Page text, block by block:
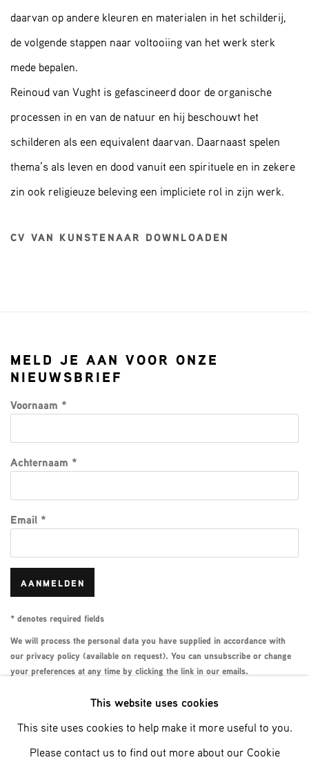
daarvan op andere kleuren en materialen in het schilderij,
de volgende stappen naar voltooiing van het werk sterk
mede bepalen.
Reinoud van Vught is gefascineerd door de organische
processen in en van de natuur en hij beschouwt het
schilderen als een equivalent daarvan. Daarnaast spelen
thema’s als leven en dood vanuit een spirituele en in zekere
zin ook religieuze beleving een impliciete rol in zijn werk.
CV VAN KUNSTENAAR DOWNLOADEN
MELD JE AAN VOOR ONZE
NIEUWSBRIEF
Voornaam *
Achternaam *
Email *
AANMELDEN
* denotes required fields
We will process the personal data you have supplied in accordance with
our privacy policy (available on request). You can unsubscribe or change
your preferences at any time by clicking the link in our emails.
Phone: +31 (0)13 303 001 1
This website uses cookies
This site uses cookies to help make it more useful to you.
Please contact us to find out more about our Cookie